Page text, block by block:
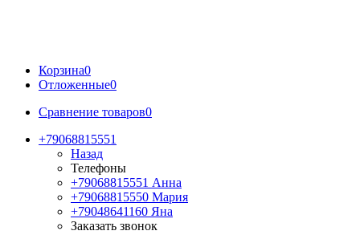
Корзина0
Отложенные0
Сравнение товаров0
+79068815551
Назад
Телефоны
+79068815551 Анна
+79068815550 Мария
+79048641160 Яна
Заказать звонок